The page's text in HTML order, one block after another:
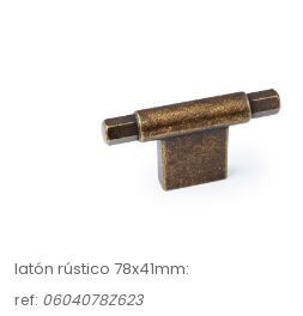
latón rústico 78x41mm:
ref: 0604078Z623